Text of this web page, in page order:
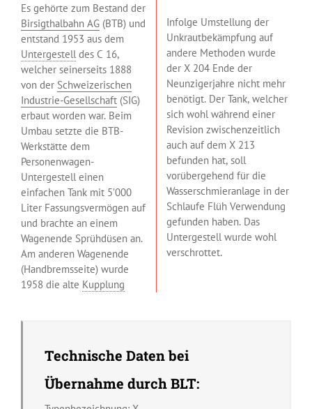
Es gehörte zum Bestand der
Birsigthalbahn AG (BTB) und
entstand 1953 aus dem
Untergestell des C 16,
welcher seinerseits 1888
von der Schweizerischen
Industrie-Gesellschaft (SIG)
erbaut worden war. Beim
Umbau setzte die BTB-
Werkstätte dem
Personenwagen-
Untergestell einen
einfachen Tank mit 5’000
Liter Fassungsvermögen auf
und brachte an einem
Wagenende Sprühdüsen an.
Am anderen Wagenende
(Handbremsseite) wurde
1958 die alte Kupplung
Infolge Umstellung der
Unkrautbekämpfung auf
andere Methoden wurde
der X 204 Ende der
Neunzigerjahre nicht mehr
benötigt. Der Tank, welcher
sich wohl während einer
Revision zwischenzeitlich
auch auf dem X 213
befunden hat, soll
vorübergehend für die
Wasserschmieranlage in der
Schlaufe Flüh Verwendung
gefunden haben. Das
Untergestell wurde wohl
verschrottet.
Technische Daten bei
Übernahme durch BLT: